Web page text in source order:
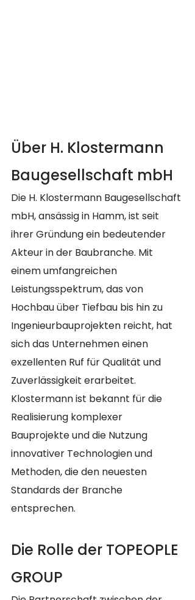
Über H. Klostermann
Baugesellschaft mbH
Die H. Klostermann Baugesellschaft
mbH, ansässig in Hamm, ist seit
ihrer Gründung ein bedeutender
Akteur in der Baubranche. Mit
einem umfangreichen
Leistungsspektrum, das von
Hochbau über Tiefbau bis hin zu
Ingenieurbauprojekten reicht, hat
sich das Unternehmen einen
exzellenten Ruf für Qualität und
Zuverlässigkeit erarbeitet.
Klostermann ist bekannt für die
Realisierung komplexer
Bauprojekte und die Nutzung
innovativer Technologien und
Methoden, die den neuesten
Standards der Branche
entsprechen.
Die Rolle der TOPEOPLE
GROUP